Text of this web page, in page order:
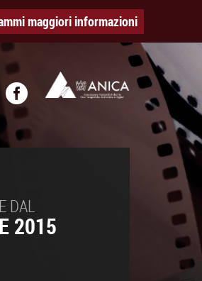
maggiori informazioni
DAL
2015